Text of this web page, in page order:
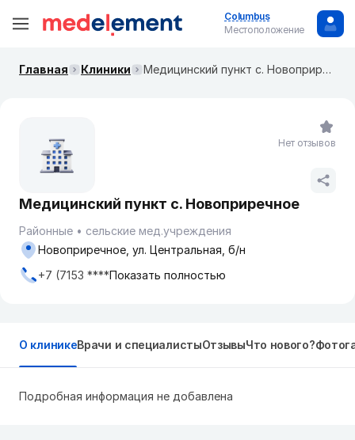
Columbus
Местоположение
Главная Клиники Медицинский пункт с. Новоприречное
Медицинский пункт с. Новоприречное
Районные
сельские мед.учреждения
Новоприречное, ул. Центральная, б/н
+7 (7153 ****Показать полностью
Нет отзывов
О клиникеВрачи и специалистыОтзывыЧто нового?
Подробная информация не добавлена